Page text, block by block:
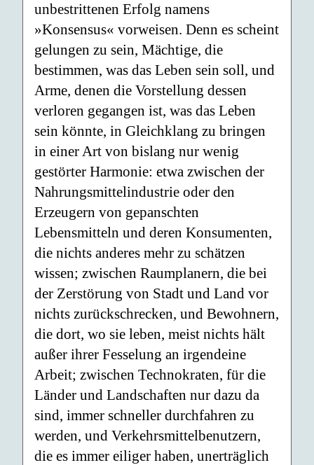
unbestrittenen Erfolg namens
»Konsensus« vorweisen. Denn es scheint
gelungen zu sein, Mächtige, die
bestimmen, was das Leben sein soll, und
Arme, denen die Vorstellung dessen
verloren gegangen ist, was das Leben
sein könnte, in Gleichklang zu bringen
in einer Art von bislang nur wenig
gestörter Harmonie: etwa zwischen der
Nahrungsmittelindustrie oder den
Erzeugern von gepanschten
Lebensmitteln und deren Konsumenten,
die nichts anderes mehr zu schätzen
wissen; zwischen Raumplanern, die bei
der Zerstörung von Stadt und Land vor
nichts zurückschrecken, und Bewohnern,
die dort, wo sie leben, meist nichts hält
außer ihrer Fesselung an irgendeine
Arbeit; zwischen Technokraten, für die
Länder und Landschaften nur dazu da
sind, immer schneller durchfahren zu
werden, und Verkehrsmittelbenutzern,
die es immer eiliger haben, unerträglich